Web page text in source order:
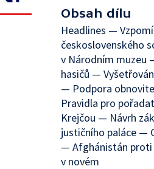
Obsah dílu
Headlines —
československého
v Národním muzeu
hasičů —
— Podpora
Pravidla pro
Krejčou — Návrh
justičního paláce —
— Afghánistán proti
v novém